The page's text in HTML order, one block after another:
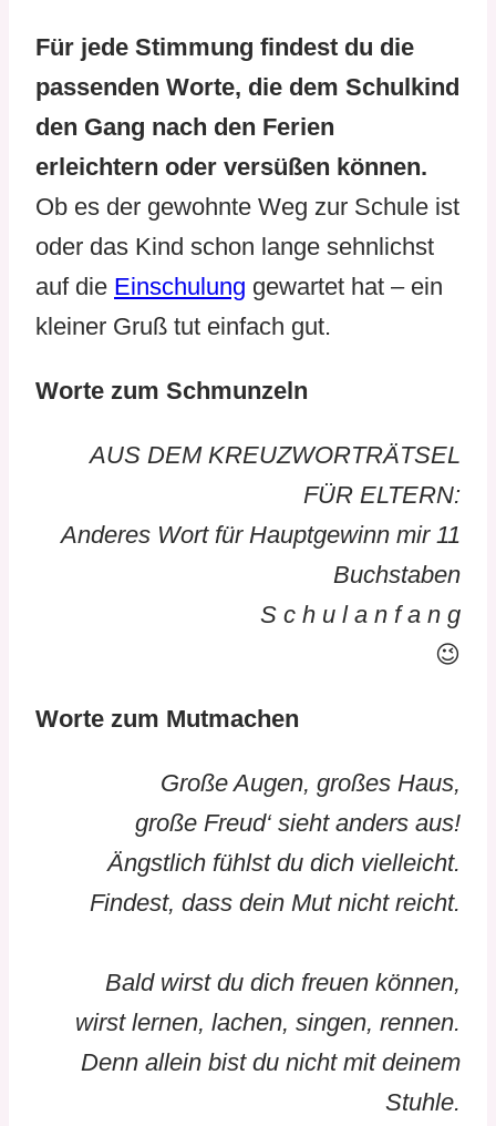
Für jede Stimmung findest du die
passenden Worte, die dem Schulkind
den Gang nach den Ferien
erleichtern oder versüßen können.
Ob es der gewohnte Weg zur Schule ist
oder das Kind schon lange sehnlichst
auf die Einschulung gewartet hat – ein
kleiner Gruß tut einfach gut.
Worte zum Schmunzeln
AUS DEM KREUZWORTRÄTSEL
FÜR ELTERN:
Anderes Wort für Hauptgewinn mir 11
Buchstaben
S c h u l a n f a n g
😉
Worte zum Mutmachen
Große Augen, großes Haus,
große Freud‘ sieht anders aus!
Ängstlich fühlst du dich vielleicht.
Findest, dass dein Mut nicht reicht.
Bald wirst du dich freuen können,
wirst lernen, lachen, singen, rennen.
Denn allein bist du nicht mit deinem
Stuhle.